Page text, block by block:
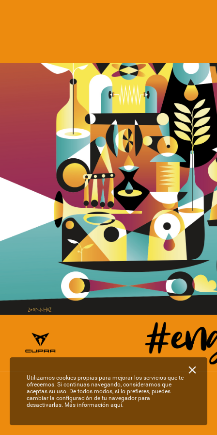
Utilizamos cookies propias para mejorar los servicios que te
ofrecemos. Si continuas navegando, consideramos que
aceptas su uso. De todos modos, si lo prefieres, puedes
cambiar la configuración de tu navegador para
desactivarlas. Más información aquí.